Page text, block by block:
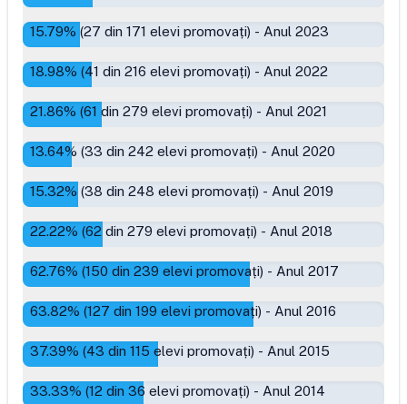
15.79% (27 din 171 elevi promovați) - Anul 2023
18.98% (41 din 216 elevi promovați) - Anul 2022
21.86% (61 din 279 elevi promovați) - Anul 2021
13.64% (33 din 242 elevi promovați) - Anul 2020
15.32% (38 din 248 elevi promovați) - Anul 2019
22.22% (62 din 279 elevi promovați) - Anul 2018
62.76% (150 din 239 elevi promovați) - Anul 2017
63.82% (127 din 199 elevi promovați) - Anul 2016
37.39% (43 din 115 elevi promovați) - Anul 2015
33.33% (12 din 36 elevi promovați) - Anul 2014